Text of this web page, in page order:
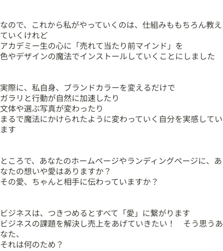
なので、これから私がやっていくのは、仕組みももちろん教え
ていくけれど
アカデミー生の心に「売れて当たり前マインド」を
色やデザインの魔法でインストールしていくことにしました
実際に、私自身、ブランドカラーを変えるだけで
ガラリと行動が自然に加速したり
文体や選ぶ写真が変わったり
まるで魔法にかけられたように変わっていく自分を実感してい
ます
ところで、あなたのホームページやランディングページに、あ
なたの想いや愛はありますか？
その愛、ちゃんと相手に伝わっていますか？
ビジネスは、つきつめるとすべて「愛」に繋がります
ビジネスの課題を解決し売上をあげていきたい！ そう思うあ
なた、
それは何のため？